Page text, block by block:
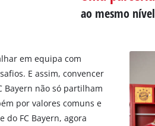
ao mesmo nível
em equipa com
E assim, convencer
Bayern não só partilham
por valores comuns e
FC Bayern, agora